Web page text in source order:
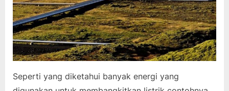
Seperti yang diketahui banyak energi yang